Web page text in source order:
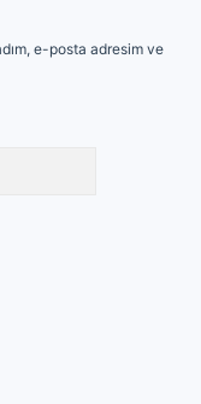
e-posta adresim ve